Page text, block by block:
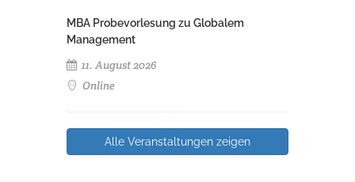
MBA Probevorlesung zu Globalem
Management
11. August 2026
Online
Alle Veranstaltungen zeigen